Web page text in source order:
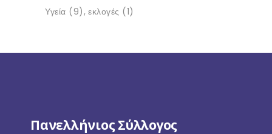
Υγεία (9) εκλογές (1)
Πανελλήνιος Σύλλογος